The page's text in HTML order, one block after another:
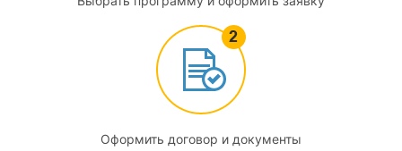
2.5
Рабочее время и время отдыха
Оформить договор и документы